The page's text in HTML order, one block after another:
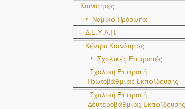
Κοινότητες
Νομικά Πρόσωπα
Δ.Ε.Υ.Α.Π.
Κέντρο Κοινότητας
Σχολικές Επιτροπές
Σχολική Επιτροπή
Πρωτοβάθμιας Εκπαίδευσης
Σχολική Επιτροπή
Δευτεροβάθμιας Εκπαίδευσης